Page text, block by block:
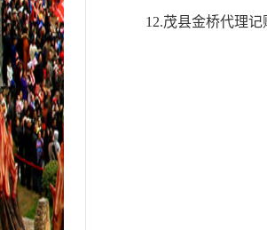
12.茂县金桥代理